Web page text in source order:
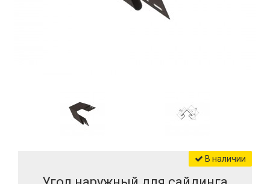
В наличии